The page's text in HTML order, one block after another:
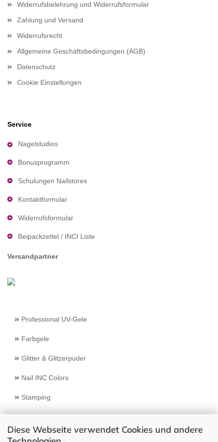
Diese Webseite verwendet Cookies und andere
Widerrufsbelehrung und Widerrufsformular
Zahlung und Versand
Widerrufsrecht
Allgemeine Geschäftsbedingungen (AGB)
Datenschutz
Cookie Einstellungen
Service
Nagelstudios
Bonusprogramm
Schulungen Nailstores
Kontaktformular
Widerrufsformular
Beipackzettel / INCI Liste
Versandpartner
Professional UV-Gele
Farbgele
Glitter & Glitzerpuder
Nail INC Colors
Stamping
Feilen